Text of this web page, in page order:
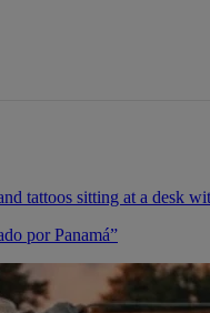
por Panamá”